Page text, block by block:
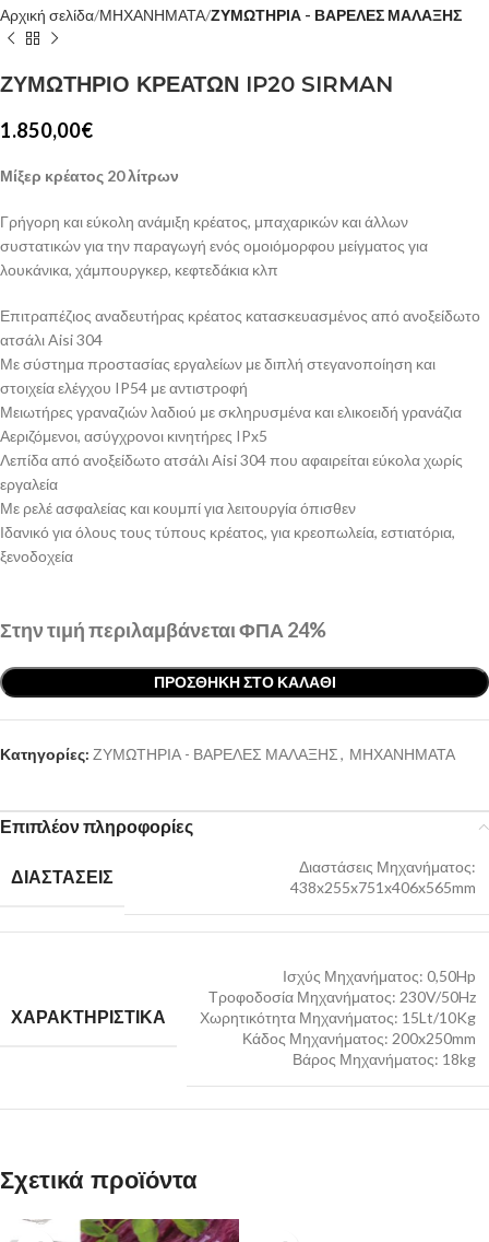
Αρχική σελίδα ΜΗΧΑΝΗΜΑΤΑ ΖΥΜΩΤΗΡΙΑ - ΒΑΡΕΛΕΣ ΜΑΛΑΞΗΣ
ΖΥΜΩΤΗΡΙΟ ΚΡΕΑΤΩΝ IP20 SIRMAN
1.850,00€
Μίξερ κρέατος 20 λίτρων
Γρήγορη και εύκολη ανάμιξη κρέατος, μπαχαρικών και άλλων
συστατικών για την παραγωγή ενός ομοιόμορφου μείγματος για
λουκάνικα, χάμπουργκερ, κεφτεδάκια κλπ
Επιτραπέζιος αναδευτήρας κρέατος κατασκευασμένος από ανοξείδωτο
ατσάλι Aisi 304
Με σύστημα προστασίας εργαλείων με διπλή στεγανοποίηση και
στοιχεία ελέγχου IP54 με αντιστροφή
Μειωτήρες γραναζιών λαδιού με σκληρυσμένα και ελικοειδή γρανάζια
Αεριζόμενοι, ασύγχρονοι κινητήρες IPx5
Λεπίδα από ανοξείδωτο ατσάλι Aisi 304 που αφαιρείται εύκολα χωρίς
εργαλεία
Με ρελέ ασφαλείας και κουμπί για λειτουργία όπισθεν
Ιδανικό για όλους τους τύπους κρέατος, για κρεοπωλεία, εστιατόρια,
ξενοδοχεία
Στην τιμή περιλαμβάνεται ΦΠΑ 24%
ΠΡΟΣΘΉΚΗ ΣΤΟ ΚΑΛΆΘΙ
Κατηγορίες: ΖΥΜΩΤΗΡΙΑ - ΒΑΡΕΛΕΣ ΜΑΛΑΞΗΣ, ΜΗΧΑΝΗΜΑΤΑ
Επιπλέον πληροφορίες
ΔΙΑΣΤΑΣΕΙΣ
Διαστάσεις Μηχανήματος:
438x255x751x406x565mm
ΧΑΡΑΚΤΗΡΙΣΤΙΚΑ
Ισχύς Μηχανήματος: 0,50Hp
Τροφοδοσία Μηχανήματος: 230V/50Hz
Χωρητικότητα Μηχανήματος: 15Lt/10Kg
Κάδος Μηχανήματος: 200x250mm
Βάρος Μηχανήματος: 18kg
Σχετικά προϊόντα